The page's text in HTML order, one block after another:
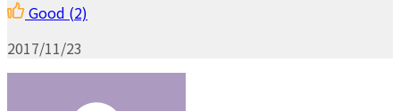
Good (2)
2017/11/23